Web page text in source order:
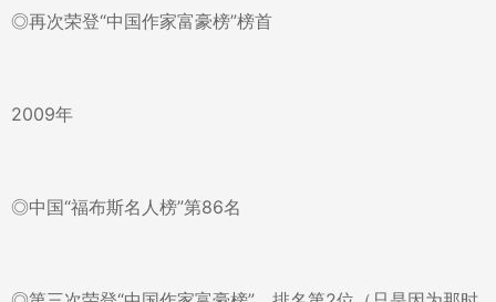
◎再次荣登“中国作家富豪榜”榜首
2009年
◎中国“福布斯名人榜”第86名